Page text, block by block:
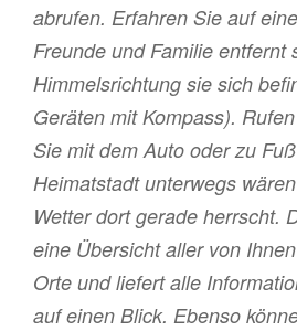
abrufen. Erfahren Sie auf
Freunde und Familie entfernt
Himmelsrichtung sie sich
Geräten mit Kompass).
Sie mit dem Auto oder zu
Heimatstadt unterwegs
Wetter dort gerade herrscht.
eine Übersicht aller von
Orte und liefert alle
auf einen Blick. Ebenso